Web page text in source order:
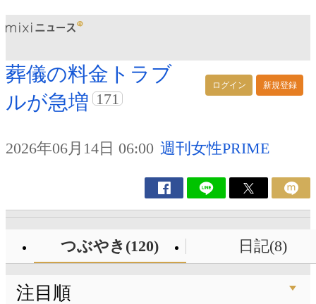
ログイン 新規登録
葬儀の料金トラブ
ルが急増 171
2026年06月14日 06:00 週刊女性PRIME
つぶやき(120) 日記(8)
注目順